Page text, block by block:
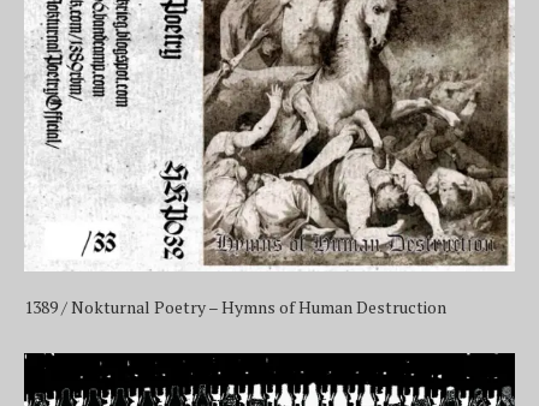
1389 / Nokturnal Poetry – Hymns of Human Destruction